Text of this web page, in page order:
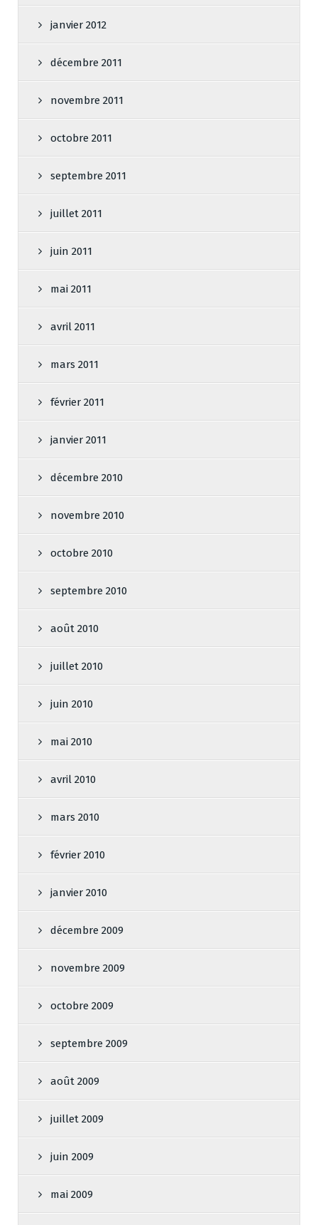
janvier 2012
décembre 2011
novembre 2011
octobre 2011
septembre 2011
juillet 2011
juin 2011
mai 2011
avril 2011
mars 2011
février 2011
janvier 2011
décembre 2010
novembre 2010
octobre 2010
septembre 2010
août 2010
juillet 2010
juin 2010
mai 2010
avril 2010
mars 2010
février 2010
janvier 2010
décembre 2009
novembre 2009
octobre 2009
septembre 2009
août 2009
juillet 2009
juin 2009
mai 2009